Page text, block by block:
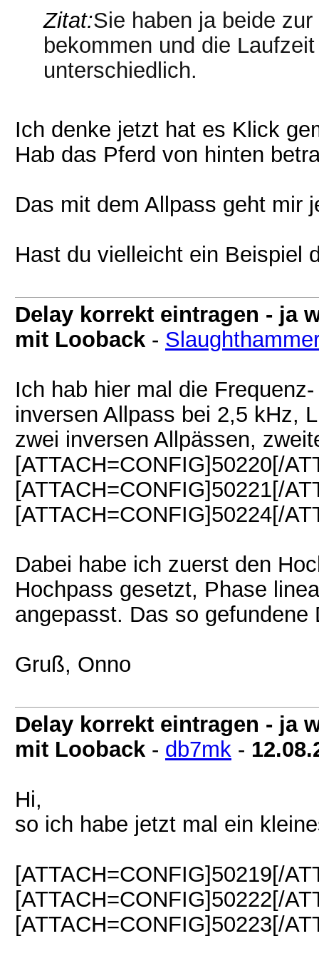
Zitat:Sie haben ja beide
bekommen und die
unterschiedlich.
Ich denke jetzt hat es Klick
Hab das Pferd von hinten
Das mit dem Allpass geht mir
Hast du vielleicht ein Beispiel
Delay korrekt eintragen - ja
mit Looback -
Ich hab hier mal die
inversen Allpass bei 2,5 kHz,
zwei inversen Allpässen,
[ATTACH=CONFIG]50220[/
[ATTACH=CONFIG]50221[/
[ATTACH=CONFIG]50224[/
Dabei habe ich zuerst den
Hochpass gesetzt, Phase
angepasst. Das so
Gruß, Onno
Delay korrekt eintragen - ja
mit Looback - db7mk -
Hi,
so ich habe jetzt mal ein
[ATTACH=CONFIG]50219[/
[ATTACH=CONFIG]50222[/
[ATTACH=CONFIG]50223[/